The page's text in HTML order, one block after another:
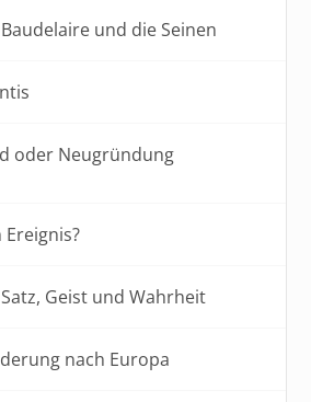
und die Seinen
oder Neugründung
Ereignis?
Geist und Wahrheit
nach Europa